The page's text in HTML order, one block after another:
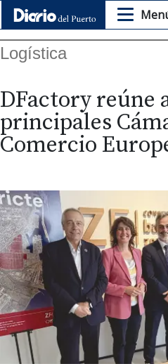
Logística
DFactory reúne
principales
Comercio